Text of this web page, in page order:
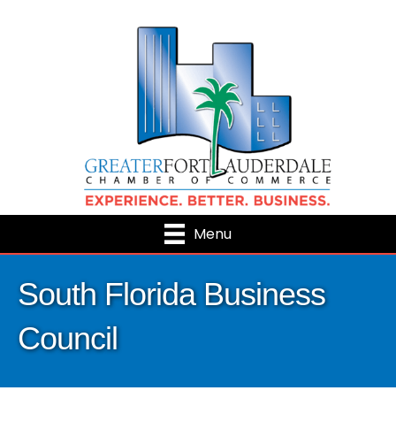
Menu
South Florida Business
Council